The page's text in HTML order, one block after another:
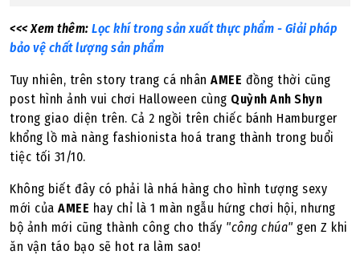
<<< Xem thêm: Lọc khí trong sản xuất thực phẩm - Giải pháp
bảo vệ chất lượng sản phẩm
Tuy nhiên, trên story trang cá nhân AMEE đồng thời cũng
post hình ảnh vui chơi Halloween cùng Quỳnh Anh Shyn
trong giao diện trên. Cả 2 ngồi trên chiếc bánh Hamburger
khổng lồ mà nàng fashionista hoá trang thành trong buổi
tiệc tối 31/10.
Không biết đây có phải là nhá hàng cho hình tượng sexy
mới của AMEE hay chỉ là 1 màn ngẫu hứng chơi hội, nhưng
bộ ảnh mới cũng thành công cho thấy "công chúa" gen Z khi
ăn vận táo bạo sẽ hot ra làm sao!